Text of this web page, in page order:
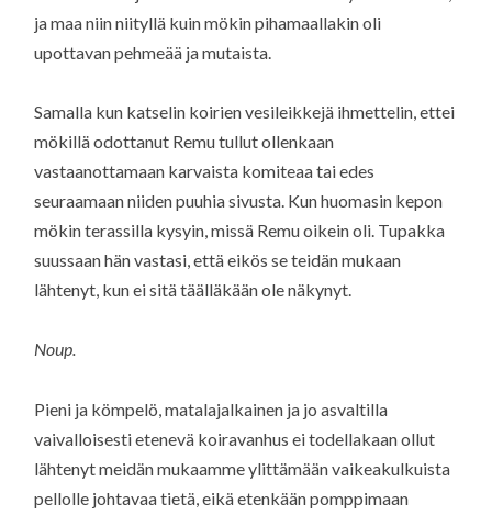
ja maa niin niityllä kuin mökin pihamaallakin oli
upottavan pehmeää ja mutaista.
Samalla kun katselin koirien vesileikkejä ihmettelin, ettei
mökillä odottanut Remu tullut ollenkaan
vastaanottamaan karvaista komiteaa tai edes
seuraamaan niiden puuhia sivusta. Kun huomasin kepon
mökin terassilla kysyin, missä Remu oikein oli. Tupakka
suussaan hän vastasi, että eikös se teidän mukaan
lähtenyt, kun ei sitä täälläkään ole näkynyt.
Noup.
Pieni ja kömpelö, matalajalkainen ja jo asvaltilla
vaivalloisesti etenevä koiravanhus ei todellakaan ollut
lähtenyt meidän mukaamme ylittämään vaikeakulkuista
pellolle johtavaa tietä, eikä etenkään pomppimaan